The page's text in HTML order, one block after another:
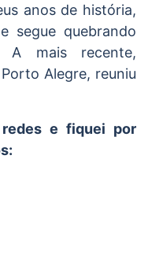
anos de história,
segue quebrando
A mais recente,
Alegre, reuniu
e fiquei por